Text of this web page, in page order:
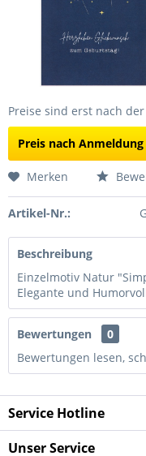
Preise sind erst nach
Preis nach Anmeldung
Merken
Artikel-Nr.:
Beschreibung
Einzelmotiv Natur
Elegante und
Bewertungen
0
Bewertungen lesen,
Service Hotline
Unser Service